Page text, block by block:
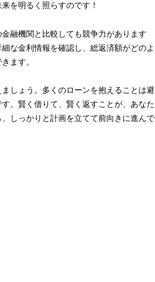
を明るく照らすのです！
融機関と比較しても競争力があります
な金利情報を確認し、総返済額がどのよ
ます。
しょう。多くのローンを抱えることは避
。賢く借りて、賢く返すことが、あなた
しっかりと計画を立てて前向きに進んで